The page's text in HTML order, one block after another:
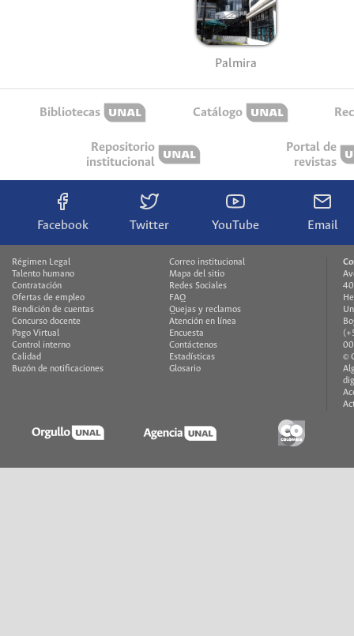
Palmira
Bibliotecas Catálogo
Repositorio
institucional
Portal de
revistas
Facebook Twitter YouTube Email
Régimen Legal
Talento humano
Contratación
Ofertas de empleo
Rendición de cuentas
Concurso docente
Pago Virtual
Control interno
Calidad
Buzón de notificaciones
Correo institucional
Mapa del sitio
Redes Sociales
FAQ
Quejas y reclamos
Atención en línea
Encuesta
Contáctenos
Estadísticas
Glosario
©